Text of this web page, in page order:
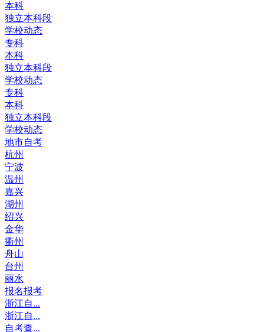
本科
独立本科段
学校动态
专科
本科
独立本科段
学校动态
专科
本科
独立本科段
学校动态
地市自考
杭州
宁波
温州
嘉兴
湖州
绍兴
金华
衢州
舟山
台州
丽水
报名报考
浙江自...
浙江自...
自考查...